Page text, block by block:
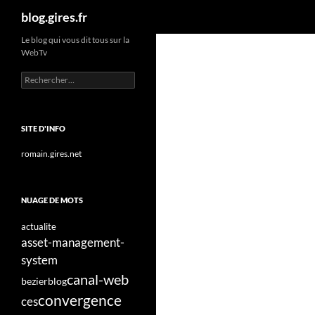
Aller
contenu
blog.gires.fr
Le blog qui vous dit tous sur la
WebTv
Rechercher :
SITE D'INFO
romain.gires.net
NUAGE DE MOTS
actualite
asset-management-
system
bezierblogcanal-web
cesconvergence